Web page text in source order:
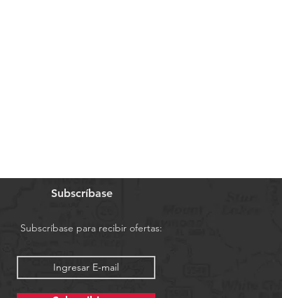
Subscríbase
Subscríbase para recibir ofertas: